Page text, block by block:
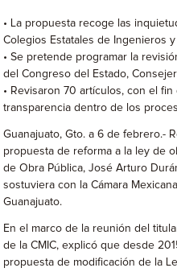
• La propuesta recoge las
Colegios Estatales de Ingenieros
• Se pretende programar la
del Congreso del Estado,
• Revisaron 70 artículos, con el
transparencia dentro de los
Guanajuato, Gto. a 6 de febrero.-
propuesta de reforma a la ley de
de Obra Pública, José Arturo
sostuviera con la Cámara
Guanajuato.
En el marco de la reunión del
de la CMIC, explicó que desde
propuesta de modificación de la